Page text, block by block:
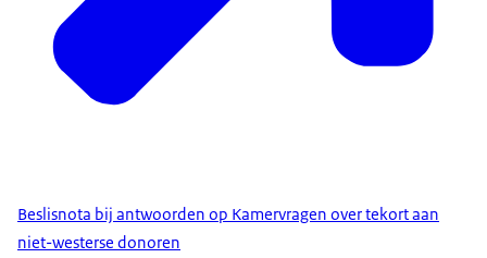
Beslisnota bij antwoorden op Kamervragen over tekort aan
niet-westerse donoren